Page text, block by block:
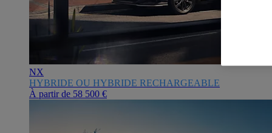
NX
HYBRIDE OU HYBRIDE RECHARGEABLE
À partir de 58 500 €